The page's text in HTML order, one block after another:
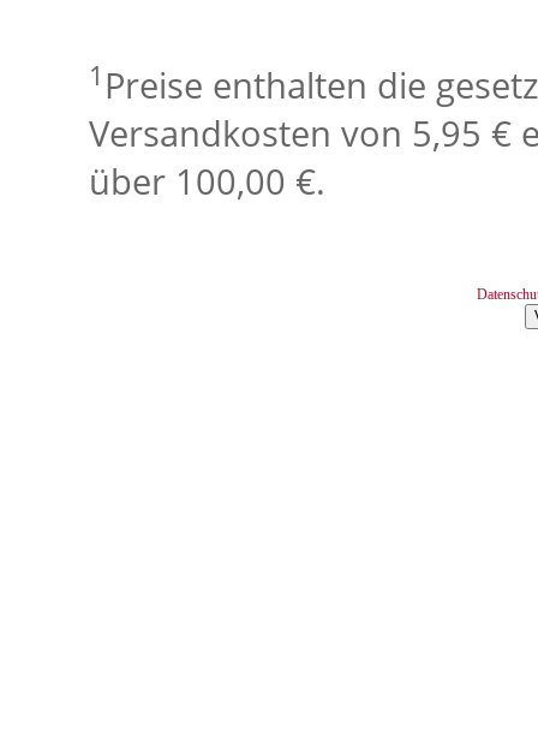
1 Preise enthalten die
Versandkosten von 5,95 €
über 100,00 €.